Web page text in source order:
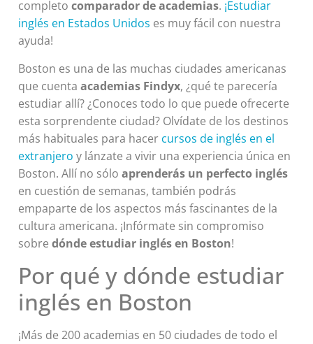
completocomparador de academias. ¡Estudiar
inglés en Estados Unidos es muy fácil con nuestra
ayuda!
Boston es una de las muchas ciudades americanas
que cuentaacademias Findyx, ¿qué te parecería
estudiar allí? ¿Conoces todo lo que puede ofrecerte
esta sorprendente ciudad? Olvídate de los destinos
más habituales para hacer cursos de inglés en el
extranjero y lánzate a vivir una experiencia única en
Boston. Allí no sóloaprenderás un perfecto inglés
en cuestión de semanas, también podrás
empaparte de los aspectos más fascinantes de la
cultura americana. ¡Infórmate sin compromiso
sobredónde estudiar inglés en Boston!
Por qué y dónde estudiar
inglés en Boston
¡Más de 200 academias en 50 ciudades de todo el